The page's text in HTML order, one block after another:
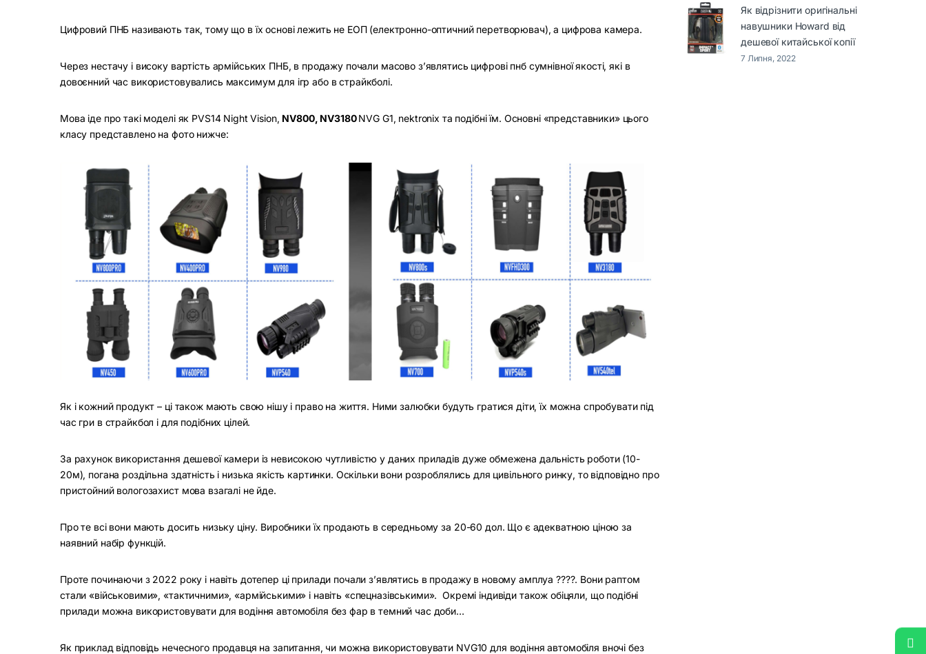
Цифровий ПНБ називають так, тому що в їх основі лежить не ЕОП (електронно-оптичний перетворювач), а цифрова камера.
Через нестачу і високу вартість армійських ПНБ, в продажу почали масово з’являтись цифрові пнб сумнівної якості, які в
довоєнний час використовувались максимум для ігр або в страйкболі.
Мова іде про такі моделі як PVS14 Night Vision, NV800, NV3180NVG G1, nektronix та подібні їм. Основні «представники» цього
класу представлено на фото нижче:
Як і кожний продукт – ці також мають свою нішу і право на життя. Ними залюбки будуть гратися діти, їх можна спробувати під
час гри в страйкбол і для подібних цілей.
За рахунок використання дешевої камери із невисокою чутливістю у даних приладів дуже обмежена дальність роботи (10-
20м), погана роздільна здатність і низька якість картинки. Оскільки вони розроблялись для цивільного ринку, то відповідно про
пристойний вологозахист мова взагалі не йде.
Про те всі вони мають досить низьку ціну. Виробники їх продають в середньому за 20-60 дол. Що є адекватною ціною за
наявний набір функцій.
Проте починаючи з 2022 року і навіть дотепер ці прилади почали з’являтись в продажу в новому амплуа ????. Вони раптом
стали «військовими», «тактичними», «армійськими» і навіть «спецназівськими». Окремі індивіди також обіцяли, що подібні
прилади можна використовувати для водіння автомобіля без фар в темний час доби…
Як приклад відповідь нечесного продавця на запитання, чи можна використовувати NVG10 для водіння автомобіля вночі без
Як відрізнити оригінальні
навушники Howard від
дешевої китайської копії
7 Липня, 2022